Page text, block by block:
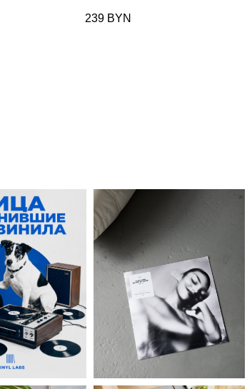
239 BYN